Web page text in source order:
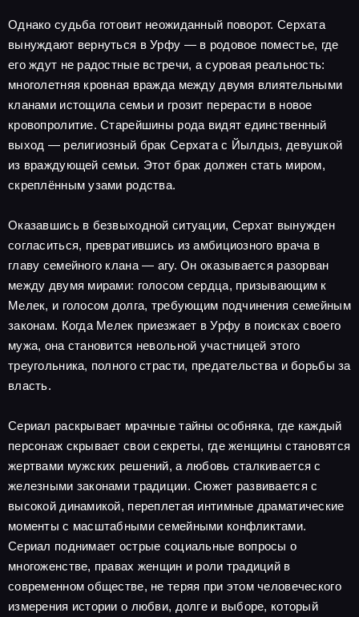
Однако судьба готовит неожиданный поворот. Серхата
вынуждают вернуться в Урфу — в родовое поместье, где
его ждут не радостные встречи, а суровая реальность:
многолетняя кровная вражда между двумя влиятельными
кланами истощила семьи и грозит перерасти в новое
кровопролитие. Старейшины рода видят единственный
выход — религиозный брак Серхата с Йылдыз, девушкой
из враждующей семьи. Этот брак должен стать миром,
скреплённым узами родства.
Оказавшись в безвыходной ситуации, Серхат вынужден
согласиться, превратившись из амбициозного врача в
главу семейного клана — агу. Он оказывается разорван
между двумя мирами: голосом сердца, призывающим к
Мелек, и голосом долга, требующим подчинения семейным
законам. Когда Мелек приезжает в Урфу в поисках своего
мужа, она становится невольной участницей этого
треугольника, полного страсти, предательства и борьбы за
власть.
Сериал раскрывает мрачные тайны особняка, где каждый
персонаж скрывает свои секреты, где женщины становятся
жертвами мужских решений, а любовь сталкивается с
железными законами традиции. Сюжет развивается с
высокой динамикой, переплетая интимные драматические
моменты с масштабными семейными конфликтами.
Сериал поднимает острые социальные вопросы о
многоженстве, правах женщин и роли традиций в
современном обществе, не теряя при этом человеческого
измерения истории о любви, долге и выборе, который